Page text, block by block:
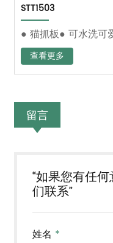
STT1503
● 猫抓板● 可水洗可
查看更多
留言
“如果您有任
们联系”
姓名 *